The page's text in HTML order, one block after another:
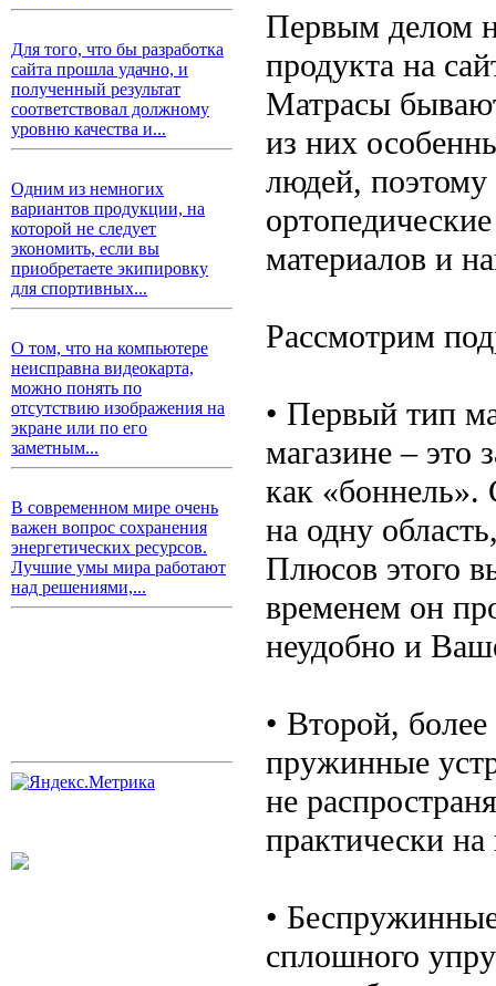
Для того, что бы разработка
сайта прошла удачно, и
полученный результат
соответствовал должному
уровню качества и...
Одним из немногих
вариантов продукции, на
которой не следует
экономить, если вы
приобретаете экипировку
для спортивных...
О том, что на компьютере
неисправна видеокарта,
можно понять по
отсутствию изображения на
экране или по его
заметным...
В современном мире очень
важен вопрос сохранения
энергетических ресурсов.
Лучшие умы мира работают
над решениями,...
Первым делом
продукта на
Матрасы
из них
людей, поэтому
материалов и
Рассмотрим
• Первый тип
магазине – это
как «боннель».
на одну
Плюсов этого
временем он
неудобно и
• Второй,
пружинные
не
практически
•
сплошного